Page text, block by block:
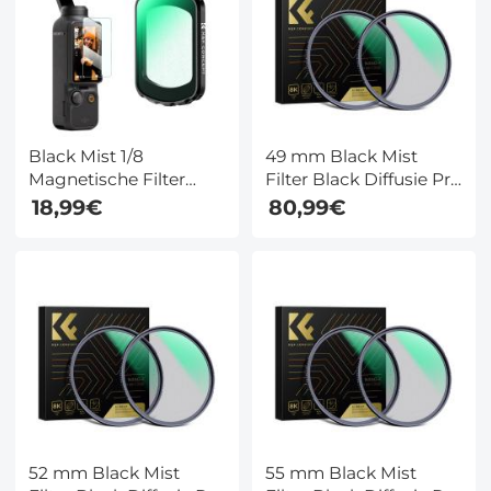
Osmo Pocket 3 Creator
Combo
Black Mist 1/8
Magnetische Filter
Voor DJI Osmo Pocket
18,99€
49 mm Black Mist
Filter Black Diffusie Pro
Mist 1/4 + 1/8 Filter Kit
Gecoate Nano Xcel
Serie
80,99€
52 mm Black Mist
55 mm Black Mist